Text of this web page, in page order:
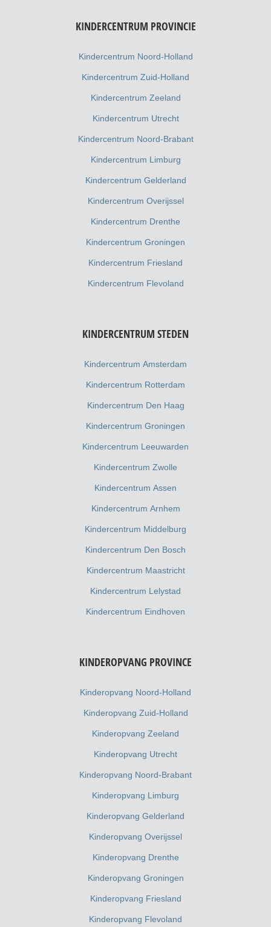
KINDERCENTRUM PROVINCIE
Kindercentrum Noord-Holland
Kindercentrum Zuid-Holland
Kindercentrum Zeeland
Kindercentrum Utrecht
Kindercentrum Noord-Brabant
Kindercentrum Limburg
Kindercentrum Gelderland
Kindercentrum Overijssel
Kindercentrum Drenthe
Kindercentrum Groningen
Kindercentrum Friesland
Kindercentrum Flevoland
KINDERCENTRUM STEDEN
Kindercentrum Amsterdam
Kindercentrum Rotterdam
Kindercentrum Den Haag
Kindercentrum Groningen
Kindercentrum Leeuwarden
Kindercentrum Zwolle
Kindercentrum Assen
Kindercentrum Arnhem
Kindercentrum Middelburg
Kindercentrum Den Bosch
Kindercentrum Maastricht
Kindercentrum Lelystad
Kindercentrum Eindhoven
KINDEROPVANG PROVINCE
Kinderopvang Noord-Holland
Kinderopvang Zuid-Holland
Kinderopvang Zeeland
Kinderopvang Utrecht
Kinderopvang Noord-Brabant
Kinderopvang Limburg
Kinderopvang Gelderland
Kinderopvang Overijssel
Kinderopvang Drenthe
Kinderopvang Groningen
Kinderopvang Friesland
Kinderopvang Flevoland